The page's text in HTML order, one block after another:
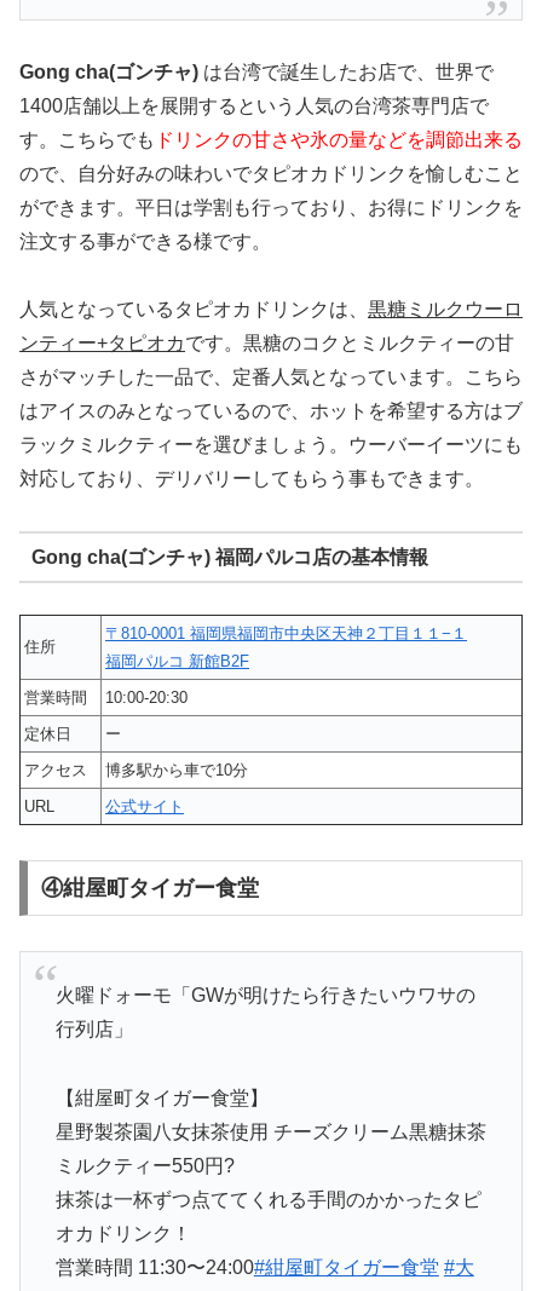
Gong cha(ゴンチャ) は台湾で誕生したお店で、世界で
1400店舗以上を展開するという人気の台湾茶専門店で
す。こちらでも ドリンクの甘さや氷の量などを調節出来る
ので、自分好みの味わいでタピオカドリンクを愉しむこと
ができます。平日は学割も行っており、お得にドリンクを
注文する事ができる様です。
人気となっているタピオカドリンクは、 黒糖ミルクウーロ
ンティー+タピオカです。黒糖のコクとミルクティーの甘
さがマッチした一品で、定番人気となっています。こちら
はアイスのみとなっているので、ホットを希望する方はブ
ラックミルクティーを選びましょう。ウーバーイーツにも
対応しており、デリバリーしてもらう事もできます。
Gong cha(ゴンチャ) 福岡パルコ店の基本情報
住所
〒810-0001 福岡県福岡市中央区天神２丁目１１−１
福岡パルコ 新館B2F
営業時間
10:00-20:30
定休日
ー
アクセス
博多駅から車で10分
URL
公式サイト
④紺屋町タイガー食堂
火曜ドォーモ「GWが明けたら行きたいウワサの
行列店」
【紺屋町タイガー食堂】
星野製茶園八女抹茶使用 チーズクリーム黒糖抹茶
ミルクティー550円?
抹茶は一杯ずつ点ててくれる手間のかかったタピ
オカドリンク！
営業時間 11:30〜24:00#紺屋町タイガー食堂 #大